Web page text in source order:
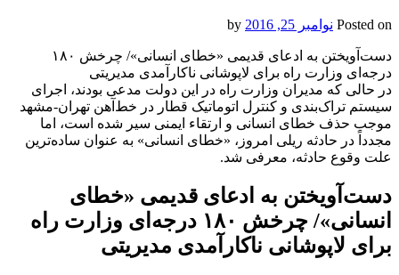
Posted on نوامبر 25, 2016
دست‌آویختن به ادعای قدیمی‌‌ «خطای انسانی»‌/ چرخش ۱۸‌۰
درجه‌ای وزارت راه برای لاپوشانی ناکارآمدی مدیریتی
در حالی که مدیران وزارت راه در این دولت مدعی بودند، اجرای
سیستم تراک‌بندی و کنترل اتوماتیک قطار در خط‌آهن تهران-مشهد
موجب حذف خطای انسانی و ارتقاء ایمنی سیر شده است، اما
مجدداً در حادثه ریلی امروز، «خطای انسانی» به عنوان ساده‌ترین
علت وقوع حادثه، معرفی شد.
دست‌آویختن به ادعای قدیمی‌‌ «خطای
انسانی»‌/ چرخش ۱۸‌۰ درجه‌ای وزارت راه
برای لاپوشانی ناکارآمدی مدیریتی